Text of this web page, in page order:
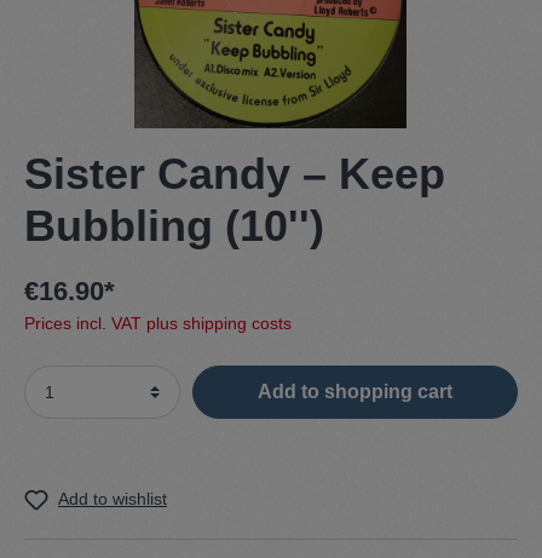
Sister Candy – Keep
Bubbling (10'')
€16.90*
Prices incl. VAT plus shipping costs
Add to shopping cart
Add to wishlist